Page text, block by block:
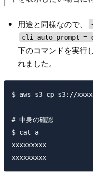
用途と同様なので、
cli_auto_prompt =
下のコマンドを実行
れました。
$ aws s3 cp s3://
# 中身の確認
$ cat a
xxxxxxxxx